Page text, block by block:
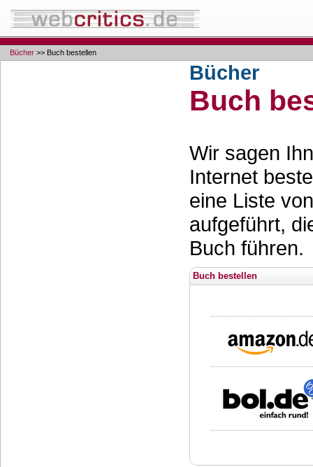
Bücher >> Buch bestellen
Bücher
Buch
Wir sagen
Internet
eine Liste
aufgeführt,
Buch führen.
Buch bestellen